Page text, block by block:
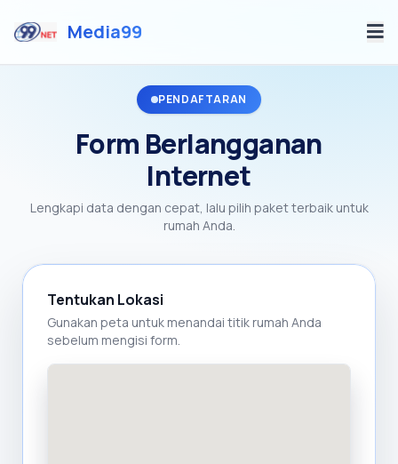
Media99
PENDAFTARAN
Form Berlangganan
Internet
Lengkapi data dengan cepat, lalu pilih paket terbaik untuk
rumah Anda.
Tentukan Lokasi
Gunakan peta untuk menandai titik rumah Anda
sebelum mengisi form.